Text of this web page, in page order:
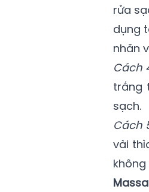
rửa
dụng
nhăn
Cách
trắng
sạch.
Cách
vài